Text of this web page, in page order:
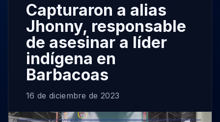
Capturaron a alias
Jhonny, responsable
de asesinar a líder
indígena en
Barbacoas
16 de diciembre de 2023